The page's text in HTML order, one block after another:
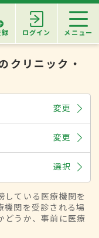
ログイン メニュー
クリニック・
変更
変更
選択
ている医療機関を
機関を受診される場
どうか、事前に医療